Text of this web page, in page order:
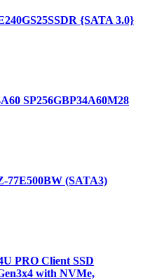
{SATA 3.0}
SP256GBP34A60M28
77E500BW (SATA3)
PRO Client SSD
with NVMe,